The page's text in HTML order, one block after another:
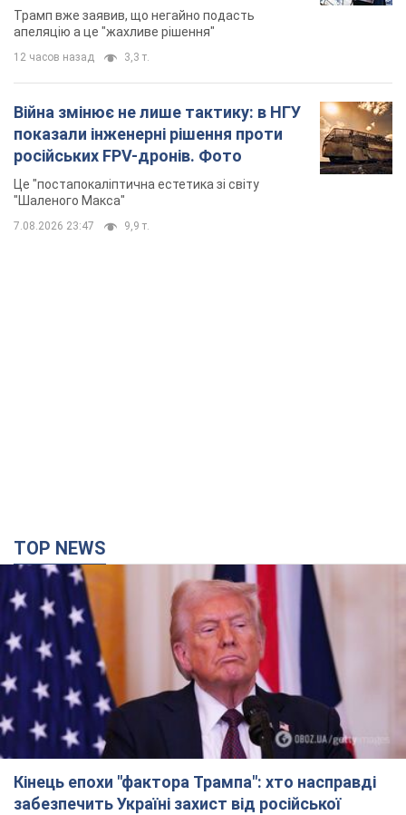
Трамп вже заявив, що негайно подасть
апеляцію а це "жахливе рішення"
12 часов назад 3,3 т.
Війна змінює не лише тактику: в НГУ
показали інженерні рішення проти
російських FPV-дронів. Фото
Це "постапокаліптична естетика зі світу
"Шаленого Макса"
7.08.2026 23:47 9,9 т.
TOP NEWS
Кінець епохи "фактора Трампа": хто насправді
забезпечить Україні захист від російської